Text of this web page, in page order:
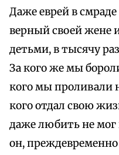
Даже еврей в смраде
верный своей жене
детьми, в тысячу
За кого же мы
кого мы проливали
кого отдал свою
даже любить не мог
он,